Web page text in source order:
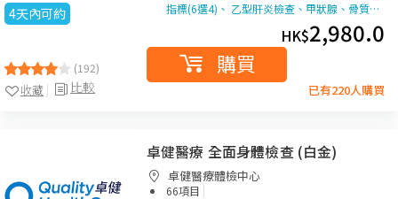
4天內可約
(192)
比較
收藏
指標(6選4)、 乙型肝炎檢查、甲狀腺、骨質…
HK$2,980.0
購買
已有220人購買
卓健醫療 全面身體檢查 (白金)
卓健醫療體檢中心
66項目 |